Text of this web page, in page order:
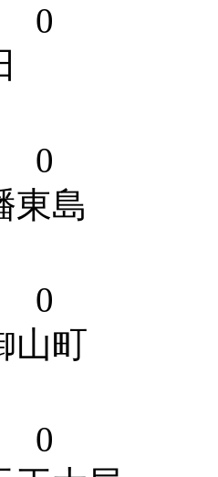
0
0
東島
0
山町
0